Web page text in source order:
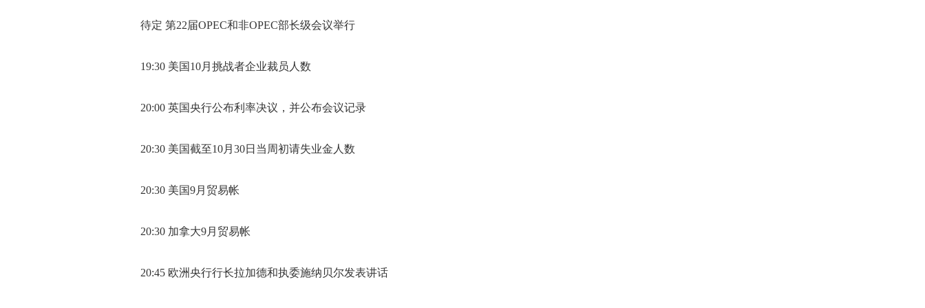
待定 第22届OPEC和非OPEC部长级会议举行
19:30 美国10月挑战者企业裁员人数
20:00 英国央行公布利率决议，并公布会议记录
20:30 美国截至10月30日当周初请失业金人数
20:30 美国9月贸易帐
20:30 加拿大9月贸易帐
20:45 欧洲央行行长拉加德和执委施纳贝尔发表讲话